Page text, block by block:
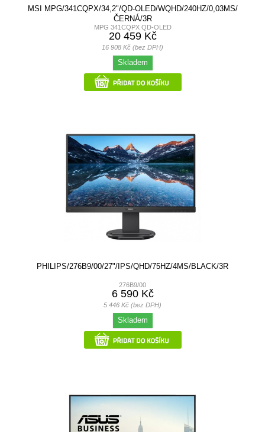
MSI MPG/341CQPX/34,2"/QD-OLED/WQHD/240HZ/0,03MS/
ČERNÁ/3R
MPG 341CQPX QD-OLED
20 459 Kč
16 908 Kč (bez DPH)
Skladem
PHILIPS/276B9/00/27"/IPS/QHD/75HZ/4MS/BLACK/3R
276B9/00
6 590 Kč
5 446 Kč (bez DPH)
Skladem